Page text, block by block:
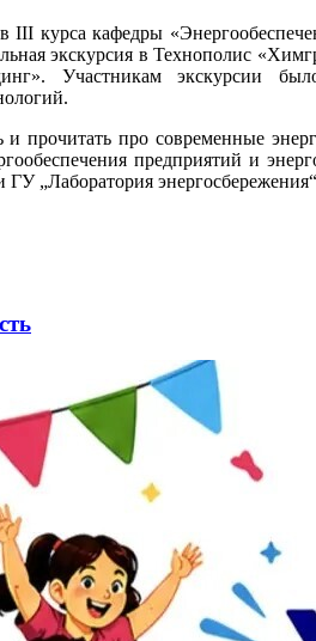
III курса кафедры
экскурсия в Технополис
Участникам экскурсии
прочитать про современные
предприятий и
„Лаборатория